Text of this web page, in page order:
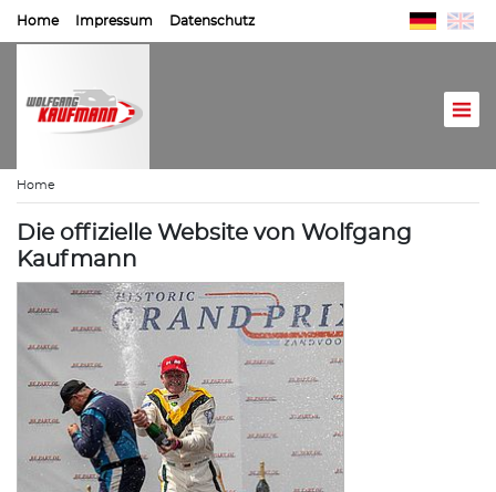
Home Impressum Datenschutz
Home
Die offizielle Website von Wolfgang
Kaufmann